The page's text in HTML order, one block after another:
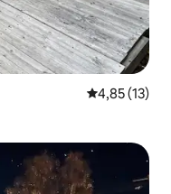
Gemiddelde
4,85 (13)